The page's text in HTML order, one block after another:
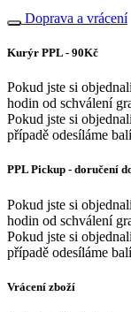
Doprava a vrácení
Kurýr PPL - 90Kč
Pokud jste si
hodin od schválení
Pokud jste si
případě odesíláme
PPL Pickup - doručení
Pokud jste si
hodin od schválení
Pokud jste si
případě odesíláme
Vrácení zboží